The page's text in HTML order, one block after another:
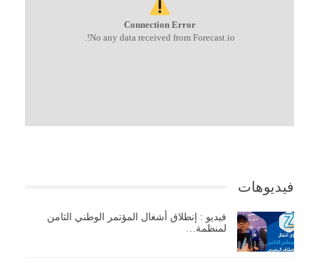
Connection Error
No any data received from Forecast.io!.
فيديوهات
فيديو : إنطلاق أشغال المؤتمر الوطني الثامن
لمنظمة…